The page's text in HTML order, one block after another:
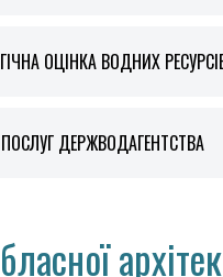
ОЦІНКА ВОДНИХ
ДЕРЖВОДАГЕНТСТВА